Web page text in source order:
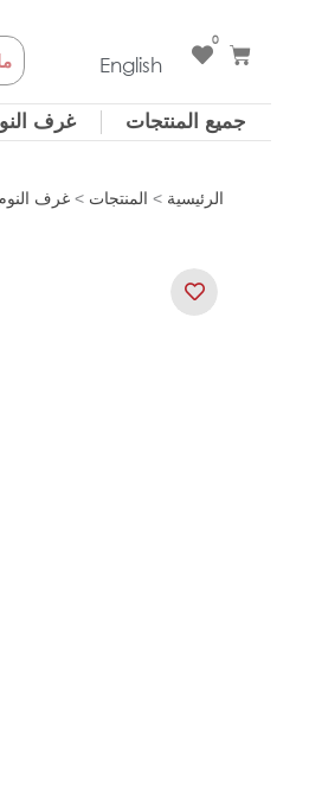
English
0
Cart
جميع المنتجات غرف
الرئيسية > المنتجات > غرف